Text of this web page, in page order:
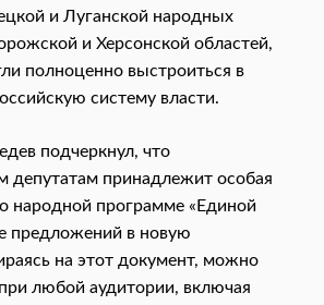
и Луганской народных
и Херсонской областей,
полноценно выстроиться в
систему власти.
подчеркнул, что
депутатам принадлежит особая
народной программе «Единой
предложений в новую
на этот документ, можно
любой аудитории, включая